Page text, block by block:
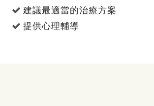
建議最適當的治療方案
提供心理輔導